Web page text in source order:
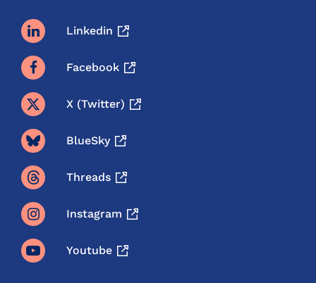
Linkedin
Facebook
X (twitter)
BlueSky
Threads
Instagram
Youtube